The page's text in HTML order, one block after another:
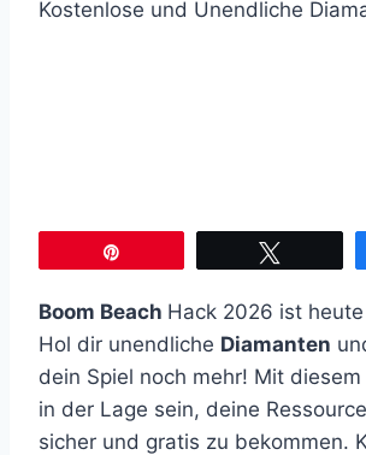
Boom Beach Hack 2026 ist
Hol dir unendliche Diamanten
dein Spiel noch mehr! Mit
in der Lage sein, deine
sicher und gratis zu bekommen.